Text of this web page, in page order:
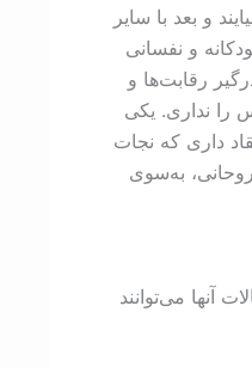
و بعد با سایر
و نفسانی
رقابت‌ها و
را نداری. یکی
داری که نجات
به‌سوی
آنها می‌توانند